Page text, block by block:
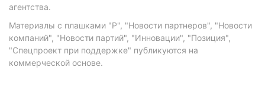
агентства.
Материалы с плашками "Р", "Новости партнеров", "Новости
компаний", "Новости партий", "Инновации", "Позиция",
"Спецпроект при поддержке" публикуются на
коммерческой основе.